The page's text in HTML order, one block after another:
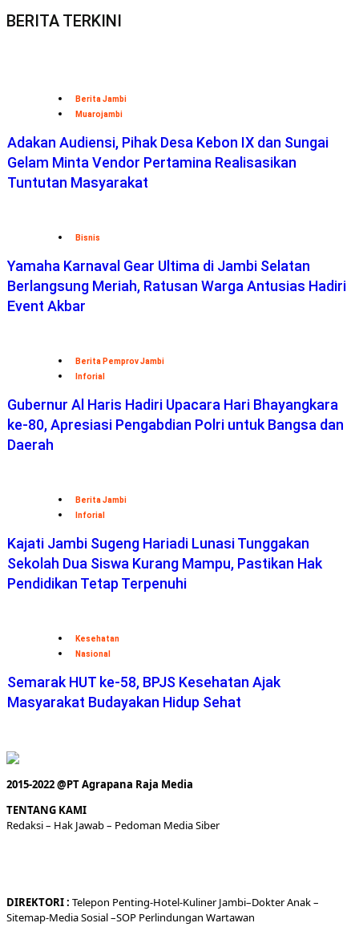
BERITA TERKINI
Berita Jambi
Muarojambi
Adakan Audiensi, Pihak Desa Kebon IX dan Sungai
Gelam Minta Vendor Pertamina Realisasikan
Tuntutan Masyarakat
Bisnis
Yamaha Karnaval Gear Ultima di Jambi Selatan
Berlangsung Meriah, Ratusan Warga Antusias Hadiri
Event Akbar
Berita Pemprov Jambi
Inforial
Gubernur Al Haris Hadiri Upacara Hari Bhayangkara
ke-80, Apresiasi Pengabdian Polri untuk Bangsa dan
Daerah
Berita Jambi
Inforial
Kajati Jambi Sugeng Hariadi Lunasi Tunggakan
Sekolah Dua Siswa Kurang Mampu, Pastikan Hak
Pendidikan Tetap Terpenuhi
Kesehatan
Nasional
Semarak HUT ke-58, BPJS Kesehatan Ajak
Masyarakat Budayakan Hidup Sehat
2015-2022 @PT Agrapana Raja Media
TENTANG KAMI
Redaksi– Hak Jawab – Pedoman Media Siber
DIREKTORI: Telepon Penting-Hotel-KulinerJambi–DokterAnak –
Sitemap-Media Sosial –SOP Perlindungan Wartawan